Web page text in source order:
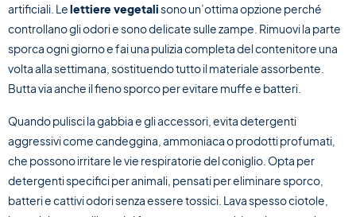
artificiali. Lelettiere vegetali sono un’ottima opzione perché
controllano gli odori e sono delicate sulle zampe. Rimuovi la parte
sporca ogni giorno e fai una pulizia completa del contenitore una
volta alla settimana, sostituendo tutto il materiale assorbente.
Butta via anche il fieno sporco per evitare muffe e batteri.
Quando pulisci la gabbia e gli accessori, evita detergenti
aggressivi come candeggina, ammoniaca o prodotti profumati,
che possono irritare le vie respiratorie del coniglio. Opta per
detergenti specifici per animali, pensati per eliminare sporco,
batteri e cattivi odori senza essere tossici. Lava spesso ciotole,